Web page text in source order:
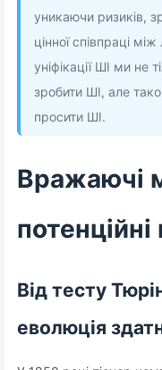
уникаючи ризиків,
цінної співпраці
уніфікації ШІ ми не
зробити ШІ, але
просити ШІ.
Вражаючі
Від тесту
еволюція